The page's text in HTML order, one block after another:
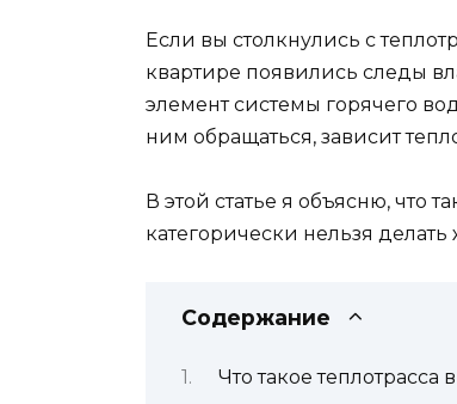
Если вы столкнулись с
квартире появились следы
элемент системы горячего
ним обращаться, зависит
В этой статье я объясню, что
категорически нельзя
Содержание
Что такое теплотрасса